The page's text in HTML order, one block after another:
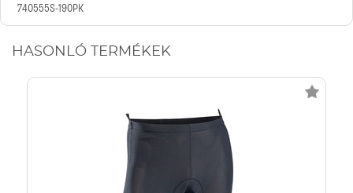
740555S-190PK
HASONLÓ TERMÉKEK